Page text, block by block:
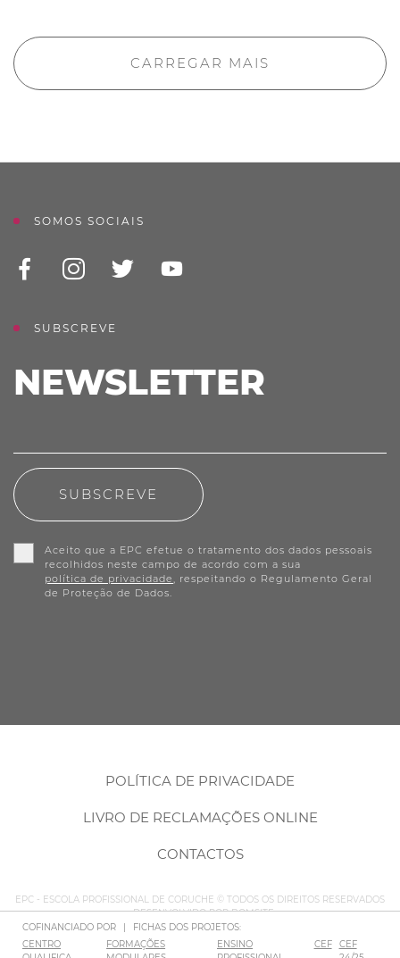
CARREGAR MAIS
SOMOS SOCIAIS
SUBSCREVE
NEWSLETTER
SUBSCREVE
Aceito que a EPC efetue o tratamento dos dados pessoais
recolhidos neste campo de acordo com a sua
política de privacidade
, respeitando o Regulamento Geral
de Proteção de Dados.
POLÍTICA DE PRIVACIDADE
LIVRO DE RECLAMAÇÕES ONLINE
CONTACTOS
EPC - ESCOLA PROFISSIONAL DE CORUCHE © TODOS OS DIREITOS RESERVADOS
– DESENVOLVIDO PORBOMSITE
COFINANCIADO POR
|
FICHAS DOS PROJETOS:
CENTRO
FORMAÇÕES
ENSINO
CEF
CEF